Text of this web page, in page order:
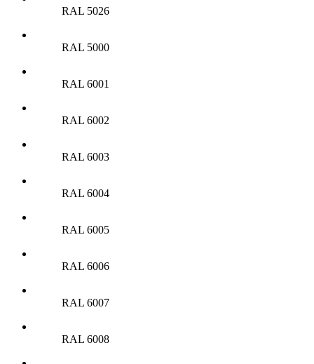
RAL 5026
RAL 5000
RAL 6001
RAL 6002
RAL 6003
RAL 6004
RAL 6005
RAL 6006
RAL 6007
RAL 6008